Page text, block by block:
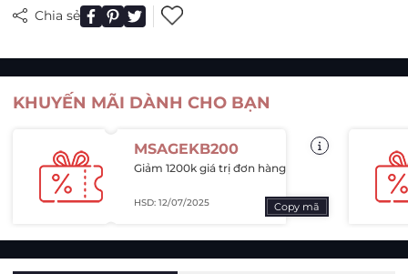
Chia sẻ
KHUYẾN MÃI DÀNH CHO BẠN
MSAGEKB200
Giảm 1200k giá trị đơn hàng
HSD: 12/07/2025 Copy mã